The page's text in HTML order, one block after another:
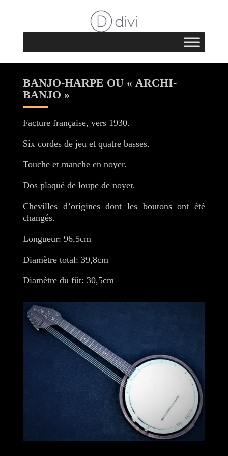
BANJO-HARPE OU « ARCHI-
BANJO »
Facture française, vers 1930.
Six cordes de jeu et quatre basses.
Touche et manche en noyer.
Dos plaqué de loupe de noyer.
Chevilles d’origines dont les boutons ont été
changés.
Longueur: 96,5cm
Diamètre total: 39,8cm
Diamètre du fût: 30,5cm